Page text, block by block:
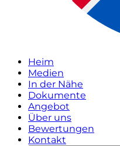
Heim
Medien
In der Nähe
Dokumente
Angebot
Über uns
Bewertungen
Kontakt